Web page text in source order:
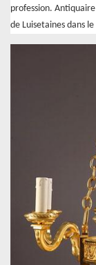
profession.
de Luisetaines dans